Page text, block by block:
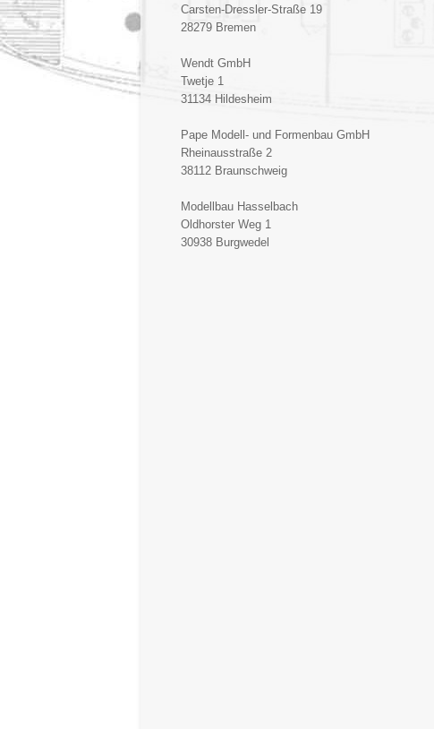
Carsten-Dressler-Straße 19
28279 Bremen
Wendt GmbH
Twetje 1
31134 Hildesheim
Pape Modell- und Formenbau GmbH
Rheinausstraße 2
38112 Braunschweig
Modellbau Hasselbach
Oldhorster Weg 1
30938 Burgwedel